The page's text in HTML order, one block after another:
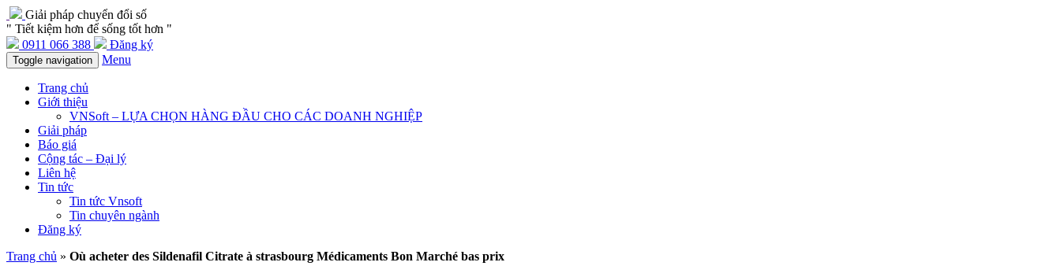
Giải pháp chuyển đổi số
" Tiết kiệm hơn để sống tốt hơn "
0911 066 388
Đăng ký
Toggle navigation Menu
Trang chủ
Giới thiệu
VNSoft – LỰA CHỌN HÀNG ĐẦU CHO CÁC DOANH NGHIỆP
Giải pháp
Báo giá
Cộng tác – Đại lý
Liên hệ
Tin tức
Tin tức Vnsoft
Tin chuyên ngành
Đăng ký
Trang chủ » Où acheter des Sildenafil Citrate à strasbourg Médicaments Bon Marché bas prix